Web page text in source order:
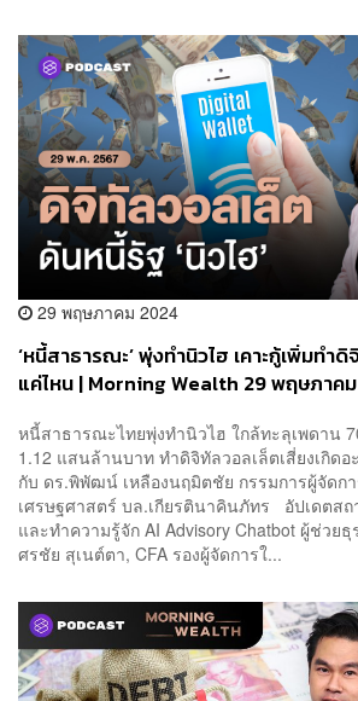
29 พฤษภาคม 2024
‘หนี้สาธารณะ’ พุ่งทำนิวไฮ เคาะกู้เพิ่มทำ
แค่ไหน | Morning Wealth 29 พฤษภาค
หนี้สาธารณะไทยพุ่งทำนิวไฮ ใกล้ทะลุเพดาน
1.12 แสนล้านบาท ทำดิจิทัลวอลเล็ตเสี่ยงเกิด
กับ ดร.พิพัฒน์ เหลืองนฤมิตชัย กรรมการผู้จัดก
เศรษฐศาสตร์ บล.เกียรตินาคินภัทร อัปเดตส
และทำความรู้จัก AI Advisory Chatbot ผู้ช่วย
ศรชัย สุเนต์ตา, CFA รองผู้จัดการใ...